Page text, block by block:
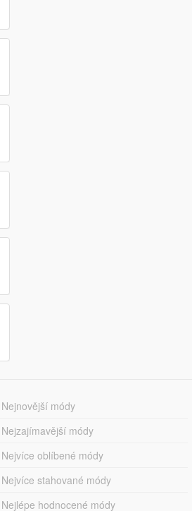
Nejnovější módy
Nejzajímavější módy
Nejvíce oblíbené módy
Nejvíce stahované módy
Nejlépe hodnocené módy